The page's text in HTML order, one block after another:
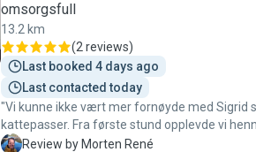
besøk samt en veldig fornøyd katt når vi kom
bekreftet dette. Vi gleder oss til å kunne booke
Lise neste gang vi reiser på ferie, vi kunne
mer fornøyde!"
omsorgsfull
13.2 km
(2 reviews)
Last booked 4 days ago
Last contacted today
"Vi kunne ikke vært mer fornøyde med Sigrid
kattepasser. Fra første stund opplevde vi
blid, hyggelig og genuint opptatt av at katten
M Review by Morten René